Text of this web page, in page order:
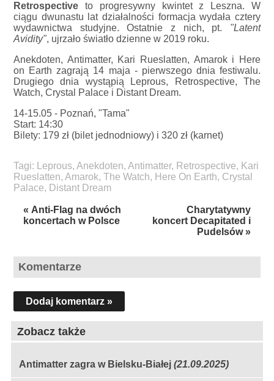
Retrospective to progresywny kwintet z Leszna. W
ciągu dwunastu lat działalności formacja wydała cztery
wydawnictwa studyjne. Ostatnie z nich, pt. "Latent
Avidity", ujrzało światło dzienne w 2019 roku.
Anekdoten, Antimatter, Kari Rueslatten, Amarok i Here
on Earth zagrają 14 maja - pierwszego dnia festiwalu.
Drugiego dnia wystąpią Leprous, Retrospective, The
Watch, Crystal Palace i Distant Dream.
14-15.05 - Poznań, "Tama"
Start: 14:30
Bilety: 179 zł (bilet jednodniowy) i 320 zł (karnet)
Tagi: Leprous,Anekdoten,Antimatter, Retrospective, Kari
Rueslatten,Amarok,The Watch, Here On Earth, Crystal
Palace, Distant Dream
« Anti-Flag na dwóch
koncertach w Polsce
Charytatywny
koncert Decapitated i
Pudelsów »
Komentarze
Dodaj komentarz »
Zobacz także
Antimatter zagra w Bielsku-Białej (21.09.2025)